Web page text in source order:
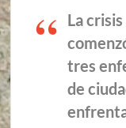
La
tres
de